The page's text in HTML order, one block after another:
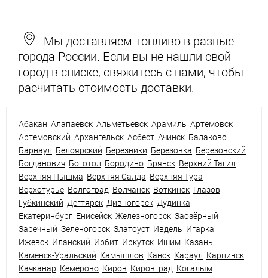
Мы доставляем топливо в разные
города России. Если вы не нашли свой
город в списке, свяжитесь с нами, чтобы
расчитать стоимость доставки.
Абакан Алапаевск Альметьевск Арамиль Артёмовск
Артемовский Архангельск Асбест Ачинск Балаково
Барнаул Белоярский Березники Березовка Березовский
Богданович Боготол Бородино Брянск Верхний Тагил
Верхняя Пышма Верхняя Салда Верхняя Тура
Верхотурье Волгоград Волчанск Воткинск Глазов
Губкинский Дегтярск Дивногорск Дудинка
Екатеринбург Енисейск Железногорск Заозёрный
Заречный Зеленогорск Златоуст Ивдель Игарка
Ижевск Иланский Ирбит Иркутск Ишим Казань
Каменск-Уральский Камышлов Канск Караул Карпинск
Качканар Кемерово Киров Кировград Когалым